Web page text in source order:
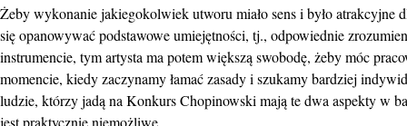
Żeby wykonanie jakiegokolwiek utworu miało sens i było atrakcyjne
się opanowywać podstawowe umiejętności, tj., odpowiednie
instrumencie, tym artysta ma potem większą swobodę, żeby móc
momencie, kiedy zaczynamy łamać zasady i szukamy bardziej
ludzie, którzy jadą na Konkurs Chopinowski mają te dwa aspekty w
jest praktycznie niemożliwe.